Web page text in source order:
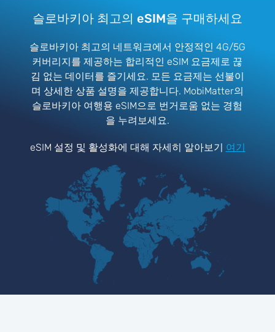
슬로바키아 최고의 eSIM을 구매하세요
슬로바키아 최고의 네트워크에서 안정적인 4G/5G
커버리지를 제공하는 합리적인 eSIM 요금제로 끊
김 없는 데이터를 즐기세요. 모든 요금제는 선불이
며 상세한 상품 설명을 제공합니다. MobiMatter의
슬로바키아 여행용 eSIM으로 번거로움 없는 경험
을 누려보세요.
eSIM 설정 및 활성화에 대해 자세히 알아보기 여기